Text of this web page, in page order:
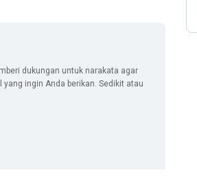
dukungan untuk narakata agar
ingin Anda berikan. Sedikit atau